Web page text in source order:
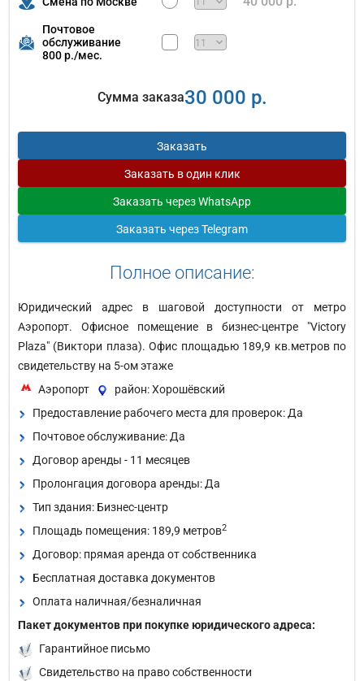
Почтовое
обслуживание
800 р./мес.
Сумма заказа30 000 р.
Заказать
Заказать в один клик
Заказать через WhatsApp
Заказать через Telegram
Полное описание:
Юридический адрес в шаговой доступности от метро
Аэропорт. Офисное помещение в бизнес-центре "Victory
Plaza" (Виктори плаза). Офис площадью 189,9 кв.метров по
свидетельству на 5-ом этаже
Аэропорт
район: Хорошёвский
Предоставление рабочего места для проверок: Да
Почтовое обслуживание: Да
Договор аренды - 11 месяцев
Пролонгация договора аренды: Да
Тип здания: Бизнес-центр
Площадь помещения: 189,9 метров2
Договор: прямая аренда от собственника
Бесплатная доставка документов
Оплата наличная/безналичная
Пакет документов при покупке юридического адреса:
Гарантийное письмо
Свидетельство на право собственности